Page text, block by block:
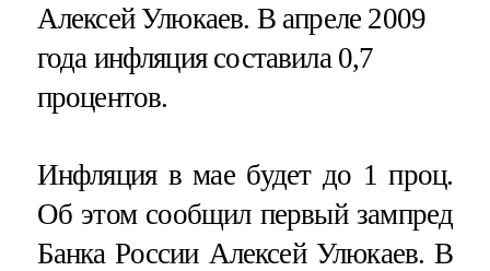
Алексей Улюкаев. В апреле 2009
года инфляция составила 0,7
процентов.
Инфляция в мае будет до 1 проц.
Об этом сообщил первый зампред
Банка России Алексей Улюкаев. В